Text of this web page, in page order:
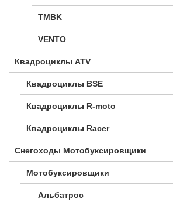
TMBK
VENTO
Квадроциклы ATV
Квадроциклы BSE
Квадроциклы R-moto
Квадроциклы Racer
Снегоходы Мотобуксировщики
Мотобуксировщики
Альбатрос